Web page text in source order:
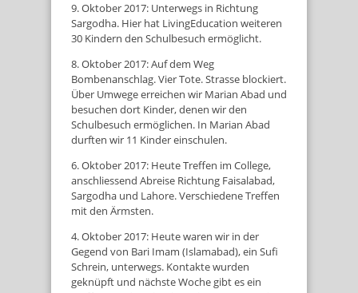
9. Oktober 2017: Unterwegs in Richtung
Sargodha. Hier hat LivingEducation weiteren
30 Kindern den Schulbesuch ermöglicht.
8. Oktober 2017: Auf dem Weg
Bombenanschlag. Vier Tote. Strasse blockiert.
Über Umwege erreichen wir Marian Abad und
besuchen dort Kinder, denen wir den
Schulbesuch ermöglichen. In Marian Abad
durften wir 11 Kinder einschulen.
6. Oktober 2017: Heute Treffen im College,
anschliessend Abreise Richtung Faisalabad,
Sargodha und Lahore. Verschiedene Treffen
mit den Ärmsten.
4. Oktober 2017: Heute waren wir in der
Gegend von Bari Imam (Islamabad), ein Sufi
Schrein, unterwegs. Kontakte wurden
geknüpft und nächste Woche gibt es ein